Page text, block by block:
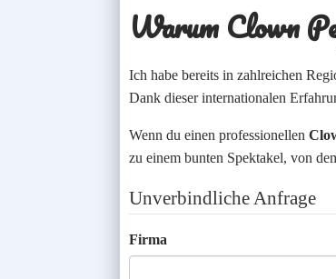
Warum Clown
Ich habe bereits in zahlreichen
Dank dieser internationalen
Wenn du einen professionellen
zu einem bunten Spektakel, von
Unverbindliche Anfrage
Firma